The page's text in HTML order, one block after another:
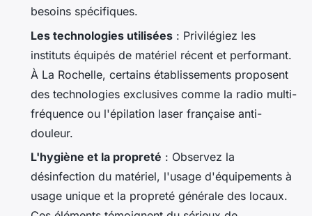
besoins spécifiques.
Les technologies utilisées : Privilégiez les
instituts équipés de matériel récent et performant.
À La Rochelle, certains établissements proposent
des technologies exclusives comme la radio multi-
fréquence ou l'épilation laser française anti-
douleur.
L'hygiène et la propreté : Observez la
désinfection du matériel, l'usage d'équipements à
usage unique et la propreté générale des locaux.